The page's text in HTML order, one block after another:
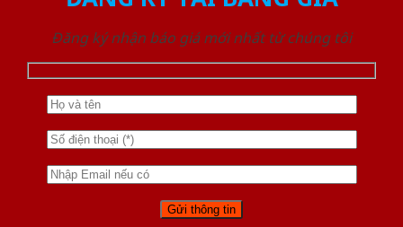
Đăng ký nhận báo giá mới nhất từ chúng tôi